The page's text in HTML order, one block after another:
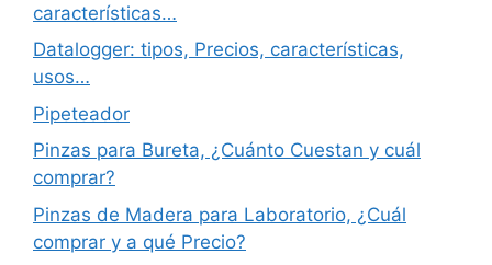
características…
Datalogger: tipos, Precios, características,
usos…
Pipeteador
Pinzas para Bureta, ¿Cuánto Cuestan y cuál
comprar?
Pinzas de Madera para Laboratorio, ¿Cuál
comprar y a qué Precio?